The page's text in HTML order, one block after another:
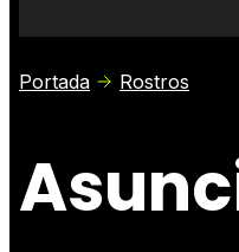
Portada Rostros